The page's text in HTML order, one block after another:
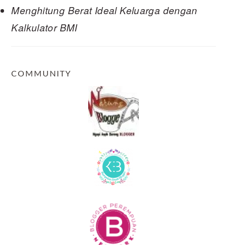
Menghitung Berat Ideal Keluarga dengan
Kalkulator BMI
COMMUNITY